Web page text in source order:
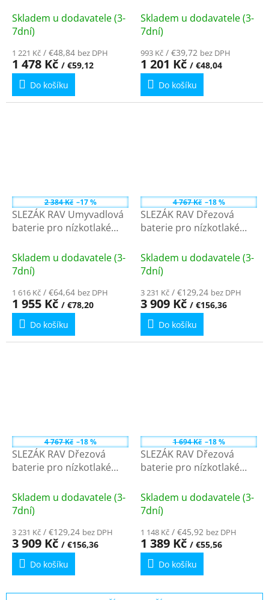
EN001.1/21
Skladem u dodavatele (3-
7dní)
1 221 Kč / €48,84 bez DPH
1 478 Kč / €59,12
Do košíku
Chrom EM013.5/1 - 1/2"
Skladem u dodavatele (3-
7dní)
993 Kč / €39,72 bez DPH
1 201 Kč / €48,04
Do košíku
2 384 Kč –17 %
SLEZÁK RAV Umyvadlová
baterie pro nízkotlaké
Chrom E415.5 - 1/2"
Skladem u dodavatele (3-
7dní)
1 616 Kč / €64,64 bez DPH
1 955 Kč / €78,20
Do košíku
4 767 Kč –18 %
SLEZÁK RAV Dřezová
baterie pro nízkotlaké
(Bronz) E508.0/8SM - 3/8"
Skladem u dodavatele (3-
7dní)
3 231 Kč / €129,24 bez DPH
3 909 Kč / €156,36
Do košíku
4 767 Kč –18 %
SLEZÁK RAV Dřezová
baterie pro nízkotlaké
(Bronz) E408.0/8SM - 3/8"
Skladem u dodavatele (3-
7dní)
3 231 Kč / €129,24 bez DPH
3 909 Kč / €156,36
Do košíku
1 694 Kč –18 %
SLEZÁK RAV Dřezová
baterie pro nízkotlaké
EM113.5/1 - 1/2"
Skladem u dodavatele (3-
7dní)
1 148 Kč / €45,92 bez DPH
1 389 Kč / €55,56
Do košíku